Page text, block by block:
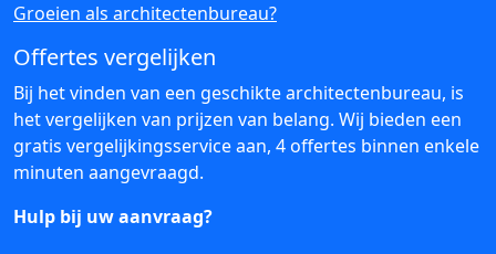
Groeien als architectenbureau?
Offertes vergelijken
Bij het vinden van een geschikte architectenbureau, is
het vergelijken van prijzen van belang. Wij bieden een
gratis vergelijkingsservice aan, 4 offertes binnen enkele
minuten aangevraagd.
Hulp bij uw aanvraag?